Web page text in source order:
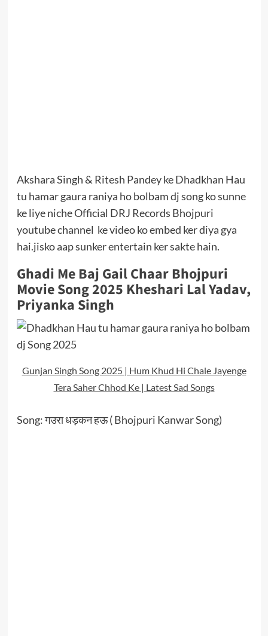
Akshara Singh & Ritesh Pandey ke Dhadkhan Hau
tu hamar gaura raniya ho bolbam dj song ko sunne
ke liye niche Official DRJ Records Bhojpuri
youtube channel ke video ko embed ker diya gya
hai.jisko aap sunker entertain ker sakte hain.
Ghadi Me Baj Gail Chaar Bhojpuri
Movie Song 2025 Kheshari Lal Yadav,
Priyanka Singh
Gunjan Singh Song 2025 | Hum Khud Hi Chale Jayenge
Tera Saher Chhod Ke | Latest Sad Songs
Song: गउरा धड़कन हऊ ( Bhojpuri Kanwar Song)